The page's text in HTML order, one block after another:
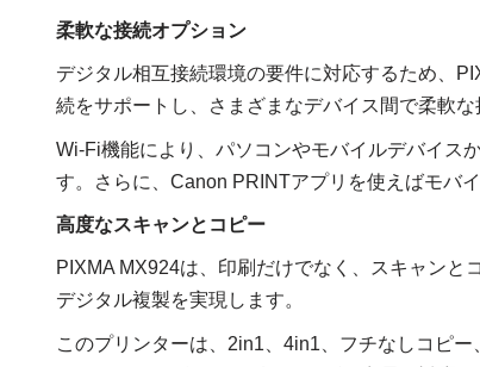
柔軟な接続オプション
デジタル相互接続環境の要件に対応するため、
続をサポートし、さまざまなデバイス間で柔軟な
Wi-Fi機能により、パソコンやモバイルデバイス
す。さらに、Canon PRINTアプリを使えばモバ
高度なスキャンとコピー
PIXMA MX924は、印刷だけでなく、スキャン
デジタル複製を実現します。
このプリンターは、2in1、4in1、フチなしコピ